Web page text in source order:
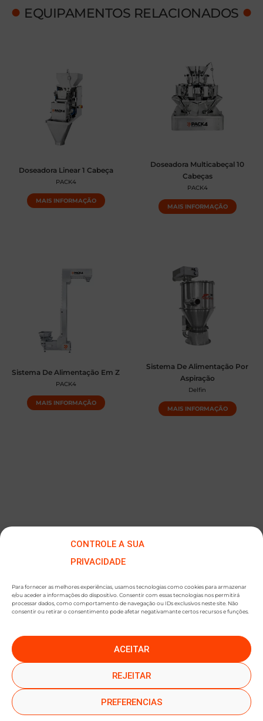
CONTROLE A SUA
PRIVACIDADE
Para fornecer as melhores experiências, usamos tecnologias como cookies para armazenar
e/ou aceder a informações do dispositivo. Consentir com essas tecnologias nos permitirá
processar dados, como comportamento de navegação ou IDs exclusivos neste site. Não
consentir ou retirar o consentimento pode afetar negativamante certos recursos e funções.
ACEITAR
REJEITAR
PREFERENCIAS
● EQUIPAMENTOS RELACIONADOS ●
Doseadora Linear 1 Cabeça
PACK4
MAIS INFORMAÇÃO
Doseadora Multicabeçal 10
Cabeças
PACK4
MAIS INFORMAÇÃO
Sistema De Alimentação Em Z
PACK4
MAIS INFORMAÇÃO
Sistema De Alimentação Por
Aspiração
Delfin
MAIS INFORMAÇÃO
●SUBSCREVER NEWSLETTER●